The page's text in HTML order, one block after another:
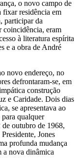
o novo campo de
fixar residência em
participar da
coincidência, eram
à literatura espírita
e a obra de André
novo endereço, no
defrontaram-se, em
construção
e Caridade. Dois dias
se apresentava ao
para qualquer
outubro de 1968,
Jones
profunda mudança
a nova dinâmica